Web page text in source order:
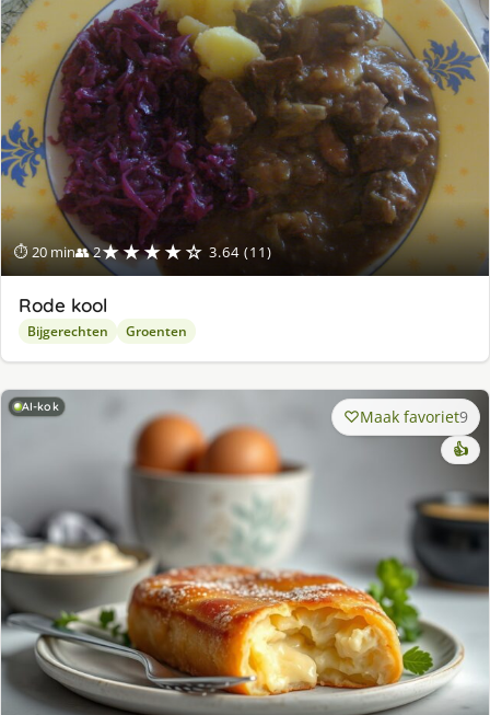
⏱ 20 min👥 2★★★★☆ 3.64 (11)
Rode kool
Bijgerechten Groenten
AI-kok Maak favoriet9
👍